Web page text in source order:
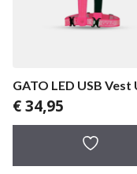
GATO LED USB Vest
€34,95